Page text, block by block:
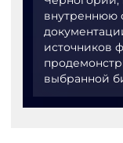
внутреннюю
источников
выбранной